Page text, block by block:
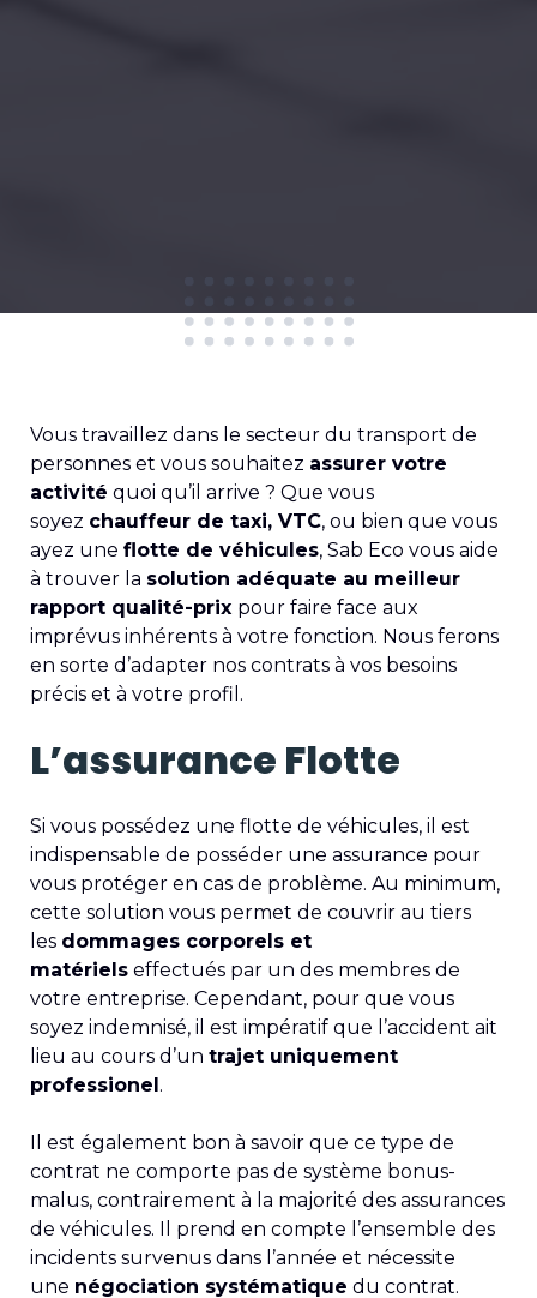
Vous travaillez dans le secteur du transport de
personnes et vous souhaitez assurer votre
activité quoi qu’il arrive ? Que vous
soyez chauffeur de taxi, VTC, ou bien que vous
ayez une flotte de véhicules, Sab Eco vous aide
à trouver la solution adéquate au meilleur
rapport qualité-prix pour faire face aux
imprévus inhérents à votre fonction. Nous ferons
en sorte d’adapter nos contrats à vos besoins
précis et à votre profil.
L’assurance Flotte
Si vous possédez une flotte de véhicules, il est
indispensable de posséder une assurance pour
vous protéger en cas de problème. Au minimum,
cette solution vous permet de couvrir au tiers
les dommages corporels et
matériels effectués par un des membres de
votre entreprise. Cependant, pour que vous
soyez indemnisé, il est impératif que l’accident ait
lieu au cours d’un trajet uniquement
professionel.
Il est également bon à savoir que ce type de
contrat ne comporte pas de système bonus-
malus, contrairement à la majorité des assurances
de véhicules. Il prend en compte l’ensemble des
incidents survenus dans l’année et nécessite
une négociation systématique du contrat.